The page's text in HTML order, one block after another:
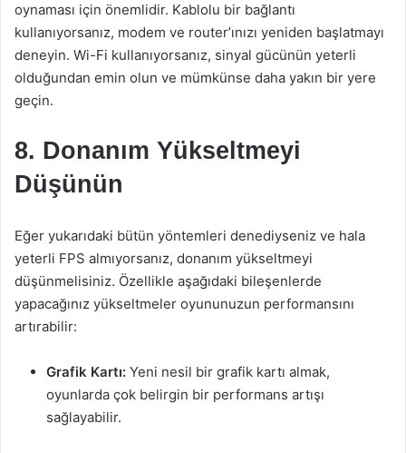
oynaması için önemlidir. Kablolu bir bağlantı
kullanıyorsanız, modem ve router’ınızı yeniden başlatmayı
deneyin. Wi-Fi kullanıyorsanız, sinyal gücünün yeterli
olduğundan emin olun ve mümkünse daha yakın bir yere
geçin.
8. Donanım Yükseltmeyi
Düşünün
Eğer yukarıdaki bütün yöntemleri denediyseniz ve hala
yeterli FPS almıyorsanız, donanım yükseltmeyi
düşünmelisiniz. Özellikle aşağıdaki bileşenlerde
yapacağınız yükseltmeler oyununuzun performansını
artırabilir:
Grafik Kartı: Yeni nesil bir grafik kartı almak,
oyunlarda çok belirgin bir performans artışı
sağlayabilir.